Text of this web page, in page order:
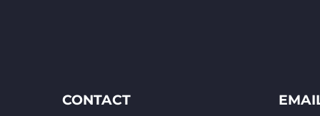
CONTACT